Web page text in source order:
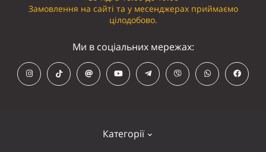
Категорії
Замовлення на сайті та у месенджерах приймаємо
цілодобово.
Ми в соціальних мережах: